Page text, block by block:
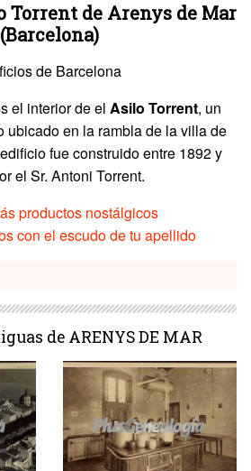
Torrent de Arenys de Mar
(Barcelona)
de Barcelona
el interior de el Asilo Torrent, un
ubicado en la rambla de la villa de
fue construido entre 1892 y
el Sr. Antoni Torrent.
productos nostálgicos
con el escudo de tu apellido
de ARENYS DE MAR